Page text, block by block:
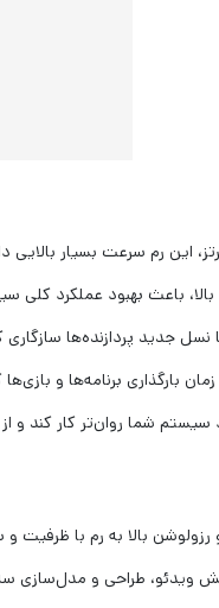
نسل جدید پردازنده‌ها سازگاری
زمان بارگذاری برنامه‌ها و
شما روان‌تر کار کند و
رزولوشن بالا به رم با ظرفیت و
ویدئو، طراحی و مدل‌سازی